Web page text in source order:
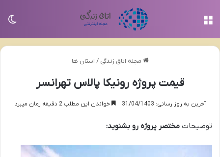
مجله اتاق زندگی / استان ها
قیمت پروژه رونیکا پالاس تهرانسر
آخرین به روز رسانی: 31/04/1403 خواندن این مطلب 2 دقیقه زمان میبرد
توضیحات مختصر پروژه رو بشنوید: